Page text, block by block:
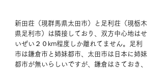
新田荘（現群馬県太田市）と足利荘（現栃木
県足利市）は隣接しており、双方中心地はせ
いぜい２０km程度しか離れてません。足利
市は鎌倉市と姉妹都市、太田市は日本に姉妹
都市が無いらしいですが、鎌倉はさておき、